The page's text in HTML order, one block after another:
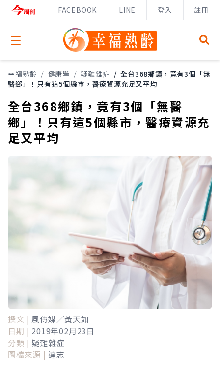
FACEBOOK LINE 登入 註冊
Open menu
幸福熟齡 / 健康學 / 疑難雜症 / 全台368鄉鎮，竟有3個「無
醫鄉」！只有這5個縣市，醫療資源充足又平均
全台368鄉鎮，竟有3個「無醫
鄉」！只有這5個縣市，醫療資源充
足又平均
撰文 | 風傳媒／黃天如
日期 | 2019年02月23日
分類 | 疑難雜症
圖檔來源 | 達志